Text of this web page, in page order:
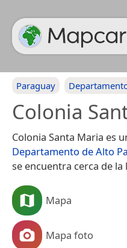
Paraguay
Colonia
Colonia Santa Maria es
Departamento de Alto
se encuentra cerca de la
Mapa
Mapa foto